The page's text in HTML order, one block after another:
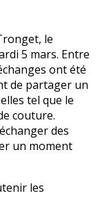
le
5 mars. Entre
ont été
de partager un
tel que le
couture.
des
un moment
les